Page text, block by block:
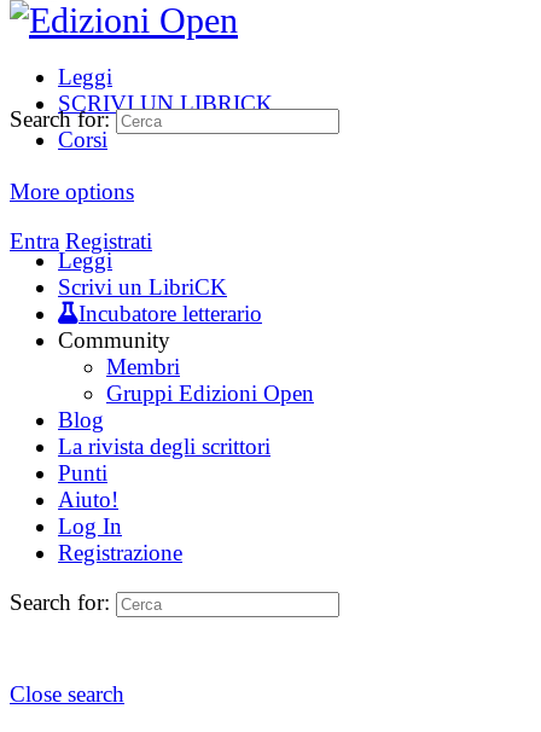
Leggi
SCRIVI UN LIBRICK
Corsi
More options
Entra Registrati
Search for:
Leggi
Scrivi un LibriCK
Incubatore letterario
Community
Membri
Gruppi Edizioni Open
Blog
La rivista degli scrittori
Punti
Aiuto!
Log In
Registrazione
Search for:
Close search